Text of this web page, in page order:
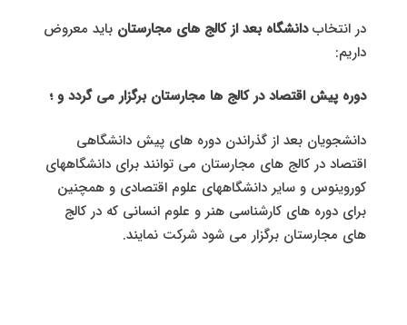
در انتخابدانشگاه بعد از کالج های مجارستان باید معروض
داریم:
دوره پیش اقتصاد در کالج ها مجارستان برگزار می گردد و ؛
دانشجویان بعد از گذراندن دوره های پیش دانشگاهی
اقتصاد در کالج های مجارستان می توانند برای دانشگاههای
کوروینوس و سایر دانشگاههای علوم اقتصادی و همچنین
برای دوره های کارشناسی هنر و علوم انسانی که در کالج
های مجارستان برگزار می شود شرکت نمایند.